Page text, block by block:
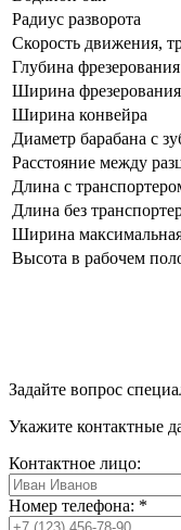
Радиус разворота
Скорость движения,
Глубина фрезерования
Ширина фрезерования
Ширина конвейра
Диаметр барабана с
Расстояние между
Длина с
Длина без
Ширина
Высота в рабочем
Задайте вопрос
Укажите контактные
Контактное лицо:
Номер телефона: *